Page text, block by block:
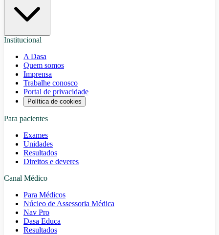
Institucional
A Dasa
Quem somos
Imprensa
Trabalhe conosco
Portal de privacidade
Política de cookies
Para pacientes
Exames
Unidades
Resultados
Direitos e deveres
Canal Médico
Para Médicos
Núcleo de Assessoria Médica
Nav Pro
Dasa Educa
Resultados